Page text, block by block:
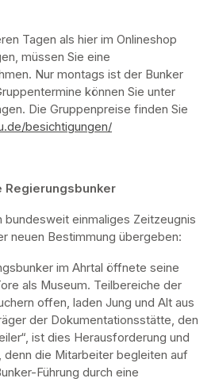
Tagen als hier im Onlineshop
müssen Sie eine
Nur montags ist der Bunker
können Sie unter
Die Gruppenpreise finden Sie
besichtigungen/
Regierungsbunker
bundesweit einmaliges Zeitzeugnis
neuen Bestimmung übergeben:
im Ahrtal öffnete seine
als Museum. Teilbereiche der
offen, laden Jung und Alt aus
der Dokumentationsstätte, den
ist dies Herausforderung und
denn die Mitarbeiter begleiten auf
Führung durch eine